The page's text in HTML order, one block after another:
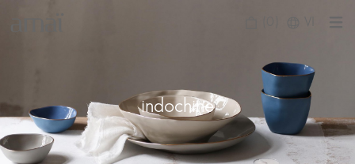
indochine